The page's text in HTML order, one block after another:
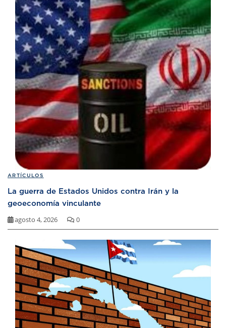
ARTÍCULOS
La guerra de Estados Unidos contra Irán y la
geoeconomía vinculante
agosto 4, 2026 0